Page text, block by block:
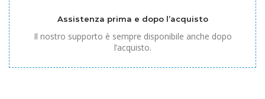
Assistenza prima e dopo l’acquisto
Il nostro supporto è sempre disponibile anche dopo
l’acquisto.